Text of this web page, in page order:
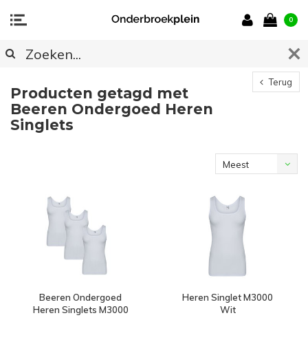
0
Terug
Producten getagd met
Beeren Ondergoed Heren
Singlets
Meest
Beeren Ondergoed
Heren Singlets M3000
Heren Singlet M3000
Wit